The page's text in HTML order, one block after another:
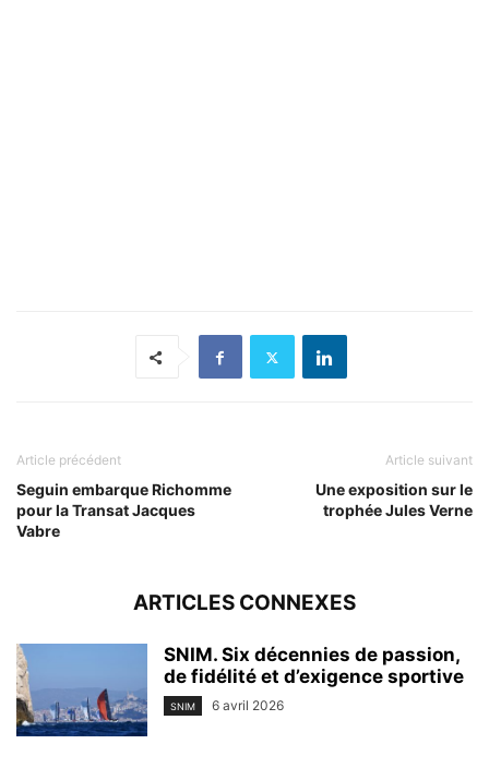
Article précédent
Seguin embarque Richomme
pour la Transat Jacques
Vabre
Article suivant
Une exposition sur le
trophée Jules Verne
ARTICLES CONNEXES
SNIM. Six décennies de passion,
de fidélité et d’exigence sportive
SNIM 6 avril 2026